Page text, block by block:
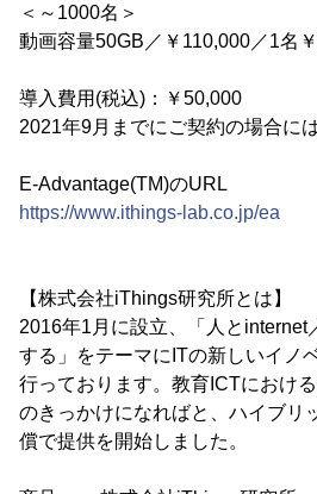
＜～1000名＞
動画容量50GB／￥110,000／1名
導入費用(税込)：￥50,000
2021年9月までにご契約の場合に
E-Advantage(TM)のURL
https://www.ithings-lab.co.jp/ea
【株式会社iThings研究所とは】
2016年1月に設立、「人とinternet
する」をテーマにITの新しいイノ
行っております。教育ICTにおけ
のきっかけになればと、ハイブリ
償で提供を開始しました。